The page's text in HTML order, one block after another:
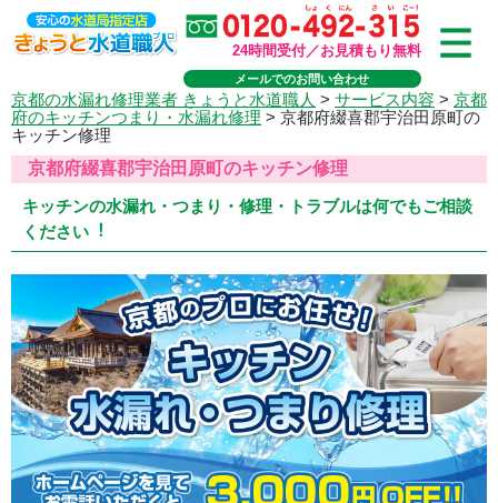
24時間受付／お見積もり無料
メールでのお問い合わせ
京都の水漏れ修理業者 きょうと水道職人 > サービス内容 > 京都
府のキッチンつまり・水漏れ修理 > 京都府綴喜郡宇治田原町の
キッチン修理
京都府綴喜郡宇治田原町のキッチン修理
キッチンの水漏れ・つまり・修理・トラブルは何でもご相談
ください︕